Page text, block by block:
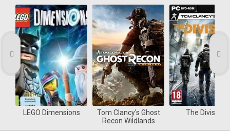
LEGO Dimensions
Tom Clancy's Ghost
Recon Wildlands
The Division